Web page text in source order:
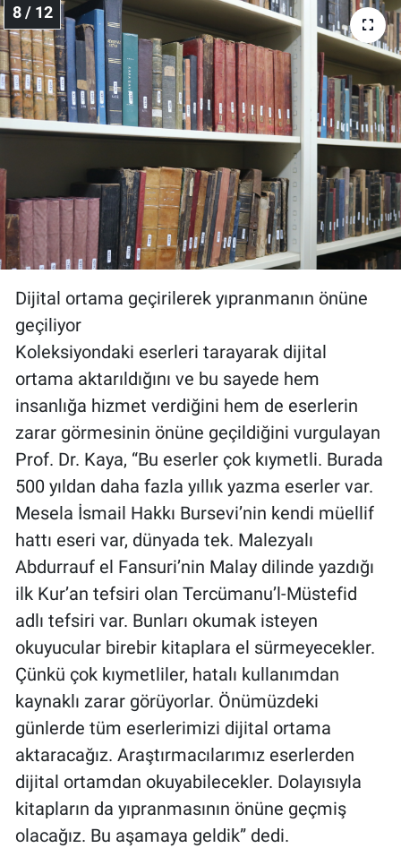
8 / 12
Dijital ortama geçirilerek yıpranmanın önüne
geçiliyor
Koleksiyondaki eserleri tarayarak dijital
ortama aktarıldığını ve bu sayede hem
insanlığa hizmet verdiğini hem de eserlerin
zarar görmesinin önüne geçildiğini vurgulayan
Prof. Dr. Kaya, “Bu eserler çok kıymetli. Burada
500 yıldan daha fazla yıllık yazma eserler var.
Mesela İsmail Hakkı Bursevi’nin kendi müellif
hattı eseri var, dünyada tek. Malezyalı
Abdurrauf el Fansuri’nin Malay dilinde yazdığı
ilk Kur’an tefsiri olan Tercümanu’l-Müstefid
adlı tefsiri var. Bunları okumak isteyen
okuyucular birebir kitaplara el sürmeyecekler.
Çünkü çok kıymetliler, hatalı kullanımdan
kaynaklı zarar görüyorlar. Önümüzdeki
günlerde tüm eserlerimizi dijital ortama
aktaracağız. Araştırmacılarımız eserlerden
dijital ortamdan okuyabilecekler. Dolayısıyla